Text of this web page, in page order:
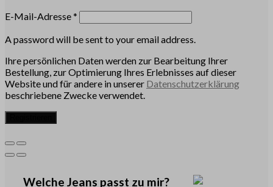
E-Mail-Adresse*
A password will be sent to your email address.
Ihre persönlichen Daten werden zur Bearbeitung Ihrer
Bestellung, zur Optimierung Ihres Erlebnisses auf dieser
Website und für andere in unserer Datenschutzerklärung
beschriebene Zwecke verwendet.
Welche Jeans passt zu mir?